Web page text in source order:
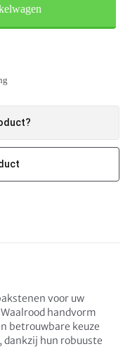
voor uw
handvorm
betrouwbare keuze
dankzij hun robuuste